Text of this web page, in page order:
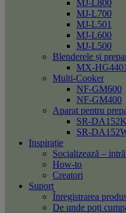
MJ-L800
MJ-L700
MJ-L501
MJ-L600
MJ-L500
Blenderele și
MX-HG4401
Multi-Cooker
NF-GM600
NF-GM400
Aparat pentru
SR-
SR-
Inspirație
Socializează –
How-to
Creatori
Suport
Înregistrarea
De unde poți